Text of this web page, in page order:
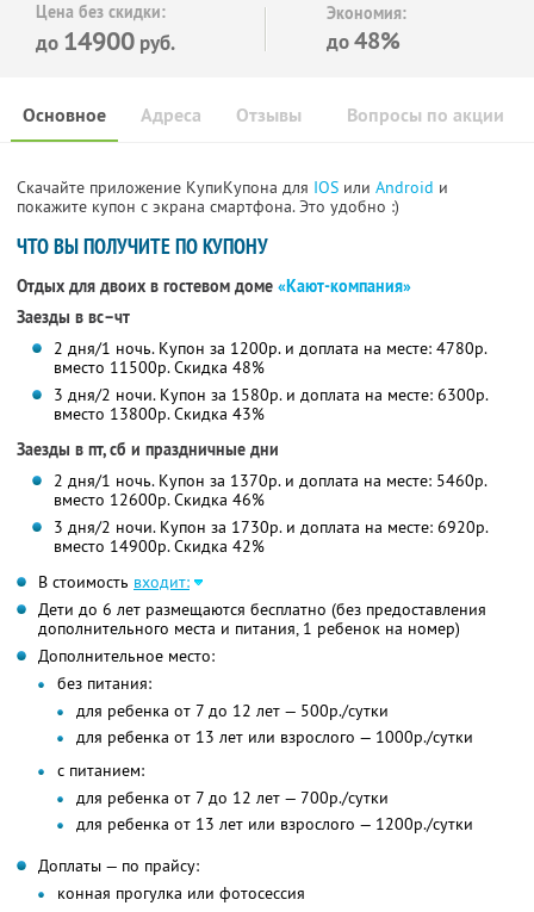
Цена без скидки:
до 14900 руб.
Экономия:
до48%
Основное Отзывы Вопросы по акции
Адреса
Скачайте приложение КупиКупона для IOS или Android и
покажите купон с экрана смартфона. Это удобно :)
ЧТО ВЫ ПОЛУЧИТЕ ПО КУПОНУ
Отдых для двоих в гостевом доме «Кают-компания»
Заезды в вс–чт
2 дня/1 ночь. Купон за 1200р. и доплата на месте: 4780р.
вместо 11500р. Скидка 48%
3 дня/2 ночи. Купон за 1580р. и доплата на месте: 6300р.
вместо 13800р. Скидка 43%
Заезды в пт, сб и праздничные дни
2 дня/1 ночь. Купон за 1370р. и доплата на месте: 5460р.
вместо 12600р. Скидка 46%
3 дня/2 ночи. Купон за 1730р. и доплата на месте: 6920р.
вместо 14900р. Скидка 42%
В стоимость входит:
Дети до 6 лет размещаются бесплатно (без предоставления
дополнительного места и питания, 1 ребенок на номер)
Дополнительное место:
без питания:
для ребенка от 7 до 12 лет — 500р./сутки
для ребенка от 13 лет или взрослого — 1000р./сутки
с питанием:
для ребенка от 7 до 12 лет — 700р./сутки
для ребенка от 13 лет или взрослого — 1200р./сутки
Доплаты — по прайсу:
конная прогулка или фотосессия